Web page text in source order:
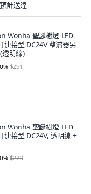
預計送達
Wonha 聖誕樹燈 LED
連接型 DC24V 整流器另
透明線)
%$291
Wonha 聖誕樹燈 LED
連接型 DC24V, 透明線 +
%$223